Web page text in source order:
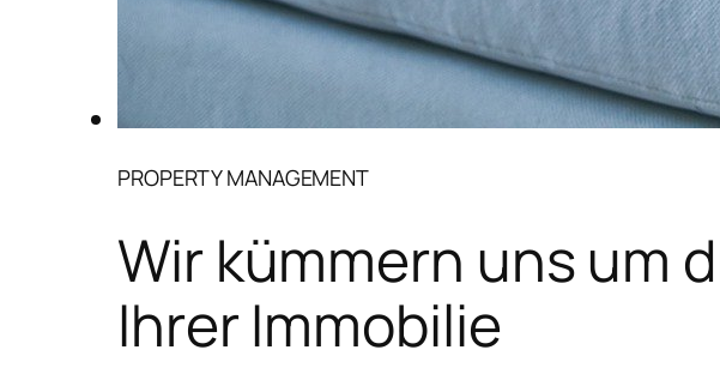
PROPERTY MANAGEMENT
Wir kümmern uns um
Ihrer Immobilie